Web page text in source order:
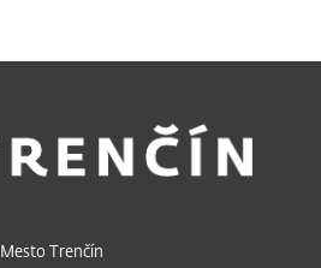
Mesto Trenčín